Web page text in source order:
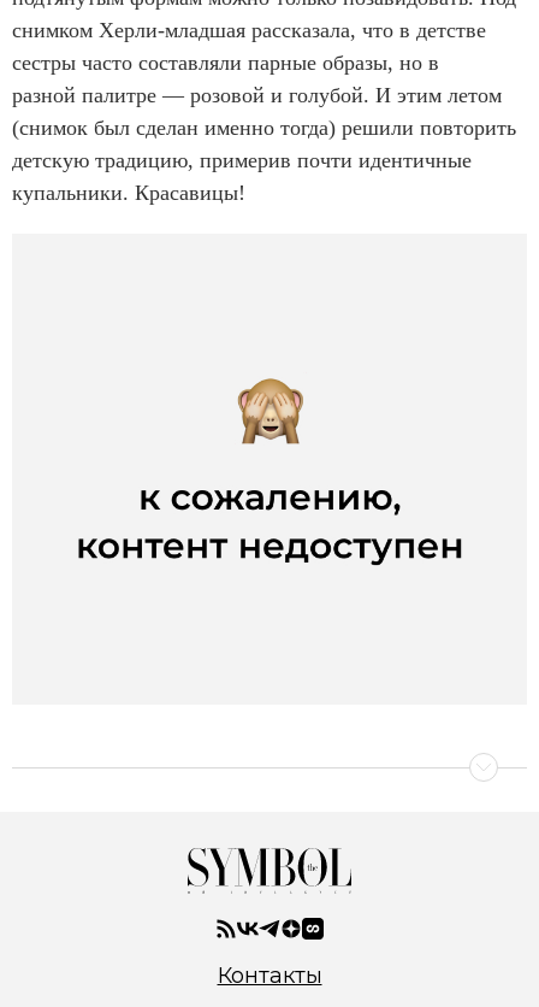
снимком Херли-младшая рассказала, что в детстве
сестры часто составляли парные образы, но в
разной палитре — розовой и голубой. И этим летом
(снимок был сделан именно тогда) решили повторить
детскую традицию, примерив почти идентичные
купальники. Красавицы!
Контакты